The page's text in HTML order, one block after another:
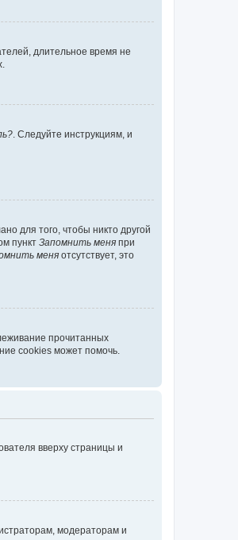
длительное время не
. Следуйте инструкциям, и
для того, чтобы никто другой
пункт Запомнить меня при
меня отсутствует, это
прочитанных
cookies может помочь.
вверху страницы и
модераторам и